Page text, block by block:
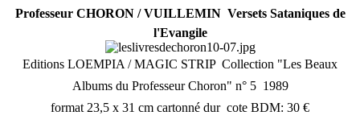
Professeur CHORON / VUILLEMIN  Versets Sataniques de
l'Evangile
Editions LOEMPIA / MAGIC STRIP  Collection "Les Beaux
Albums du Professeur Choron" n° 5  1989
format 23,5 x 31 cm cartonné dur  cote BDM: 30 €